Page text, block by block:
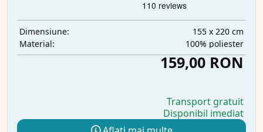
Dimensiune:
155 x 220 cm
Material:
100% poliester
159,00 RON
Transport gratuit
Disponibil imediat